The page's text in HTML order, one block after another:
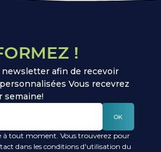
!
afin de recevoir
Vous recevrez
semaine!
OK
à tout moment. Vous trouverez pour
dans les conditions d'utilisation du